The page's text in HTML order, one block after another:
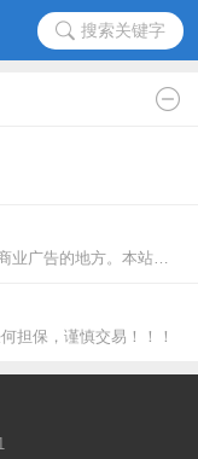
搜索关键字
发免费的商业广告，本站唯一可以发商业广告的地方。本站不收取任何费用。禁止重复发广告，广告内容有更新请直接更新帖子。
担保，谨慎交易！！！